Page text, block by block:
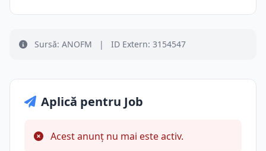
Sursă: ANOFM | ID Extern: 3154547
Aplică pentru Job
Acest anunț nu mai este activ.